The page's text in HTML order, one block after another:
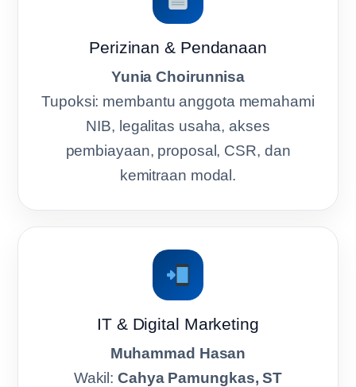
Perizinan & Pendanaan
Yunia Choirunnisa
Tupoksi: membantu anggota memahami
NIB, legalitas usaha, akses
pembiayaan, proposal, CSR, dan
kemitraan modal.
IT & Digital Marketing
Muhammad Hasan
Wakil:Cahya Pamungkas, ST